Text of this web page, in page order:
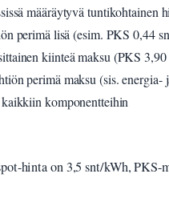
määräytyvä tuntikohtainen
perimä lisä (esim. PKS 0,44
kiinteä maksu (PKS
perimä maksu (sis. energia-
komponentteihin
hinta on 3,5 snt/kWh,